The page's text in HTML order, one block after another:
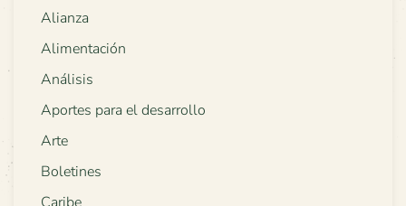
Alianza
Alimentación
Análisis
Aportes para el desarrollo
Arte
Boletines